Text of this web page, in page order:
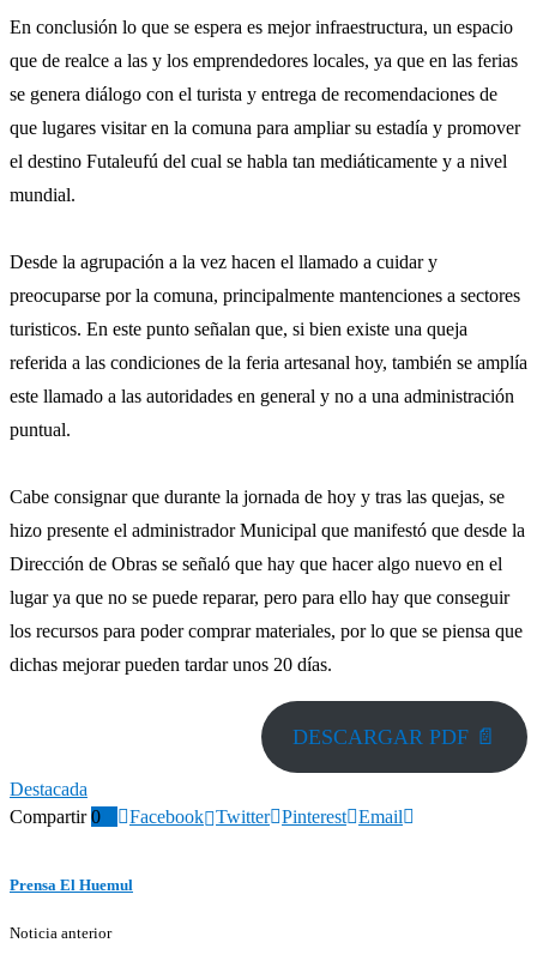
En conclusión lo que se espera es mejor infraestructura, un espacio
que de realce a las y los emprendedores locales, ya que en las ferias
se genera diálogo con el turista y entrega de recomendaciones de
que lugares visitar en la comuna para ampliar su estadía y promover
el destino Futaleufú del cual se habla tan mediáticamente y a nivel
mundial.
Desde la agrupación a la vez hacen el llamado a cuidar y
preocuparse por la comuna, principalmente mantenciones a sectores
turisticos. En este punto señalan que, si bien existe una queja
referida a las condiciones de la feria artesanal hoy, también se amplía
este llamado a las autoridades en general y no a una administración
puntual.
Cabe consignar que durante la jornada de hoy y tras las quejas, se
hizo presente el administrador Municipal que manifestó que desde la
Dirección de Obras se señaló que hay que hacer algo nuevo en el
lugar ya que no se puede reparar, pero para ello hay que conseguir
los recursos para poder comprar materiales, por lo que se piensa que
dichas mejorar pueden tardar unos 20 días.
DESCARGAR PDF 📄
Destacada
Compartir 0 Facebook Twitter Pinterest Email
Prensa El Huemul
Noticia anterior